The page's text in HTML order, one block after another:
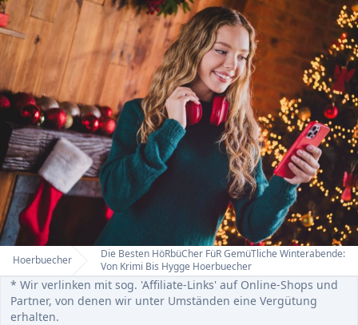
Home
Hoerbuecher
Die Besten HöRbüCher FüR GemüTliche Winterabende:
Von Krimi Bis Hygge Hoerbuecher
* Wir verlinken mit sog. 'Affiliate-Links' auf Online-Shops und
Partner, von denen wir unter Umständen eine Vergütung
erhalten.